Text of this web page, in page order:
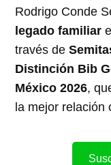
Rodrigo Conde
legado familiar
través de
Distinción Bib
México 2026,
la mejor relación